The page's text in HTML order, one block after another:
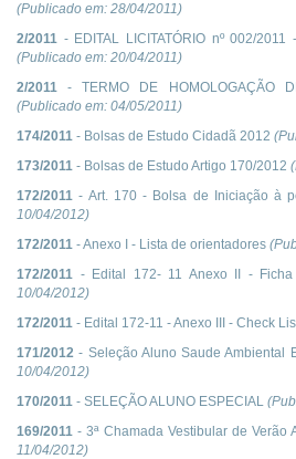
(Publicado em: 28/04/2011)
2/2011 - EDITAL LICITATÓRIO nº 002/
(Publicado em: 20/04/2011)
2/2011 - TERMO DE HOMOLOGAÇÃO
(Publicado em: 04/05/2011)
174/2011 - Bolsas de Estudo Cidadã 2012
173/2011 - Bolsas de Estudo Artigo 170/2012
172/2011 - Art. 170 - Bolsa de Iniciação à
10/04/2012)
172/2011 - Anexo I - Lista de orientadores
172/2011 - Edital 172- 11 Anexo II - Ficha
10/04/2012)
172/2011 - Edital 172-11 - Anexo III - Check
171/2012 - Seleção Aluno Saude Ambiental
10/04/2012)
170/2011 - SELEÇÃO ALUNO ESPECIAL
169/2011 - 3ª Chamada Vestibular de Verão
11/04/2012)